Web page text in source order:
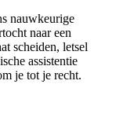
nauwkeurige
naar een
scheiden, letsel
assistentie
je tot je recht.